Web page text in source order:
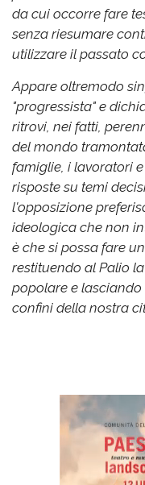
da cui occorre fare
senza riesumare
utilizzare il passato
Appare oltremodo
"progressista" e
ritrovi, nei fatti,
del mondo
famiglie, i lavoratori
risposte su temi
l'opposizione
ideologica che non
è che si possa fare
restituendo al Palio
popolare e
confini della nostra